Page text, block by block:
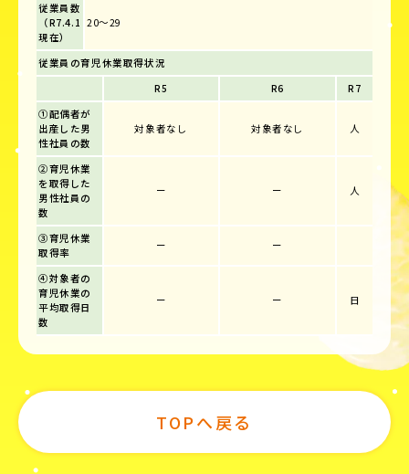
従業員数
（R7.4.1
現在）
20～29
従業員の育児休業取得状況
R5
R6
R7
①配偶者が
出産した男
性社員の数
対象者なし 対象者なし 人
②育児休業
を取得した
男性社員の
数
ー ー 人
③育児休業
取得率
ー ー
④対象者の
育児休業の
平均取得日
数
ー ー 日
TOPへ戻る